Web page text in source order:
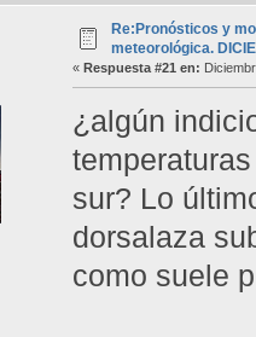
Re:Pronósticos y
meteorológica.
« Respuesta #21 en:
¿algún
sur? Lo
dorsalaza
como suele